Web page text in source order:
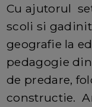
Cu ajutorul
scoli si
geografie la
pedagogie
de predare,
constructie.